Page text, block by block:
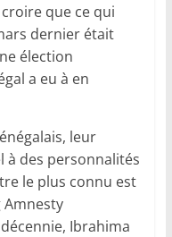
que ce qui
dernier était
élection
a eu à en
leur
à des personnalités
le plus connu est
Amnesty
Ibrahima